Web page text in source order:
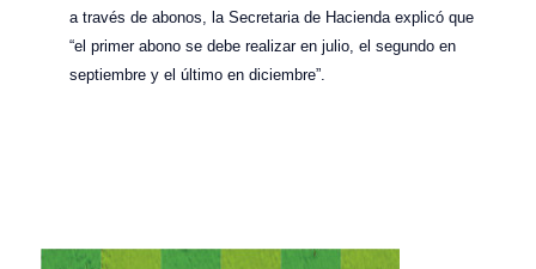
a través de abonos, la Secretaria de Hacienda explicó que
“el primer abono se debe realizar en julio, el segundo en
septiembre y el último en diciembre”.